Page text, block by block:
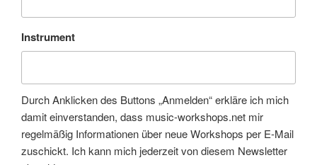
Instrument
Durch Anklicken des Buttons „Anmelden“ erkläre ich mich
damit einverstanden, dass music-workshops.net mir
regelmäßig Informationen über neue Workshops per E-Mail
zuschickt. Ich kann mich jederzeit von diesem Newsletter